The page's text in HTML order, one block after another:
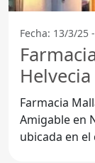
Fecha: 13/3/25
Helvecia
Farmacia
Amigable en Nueva
ubicada en el